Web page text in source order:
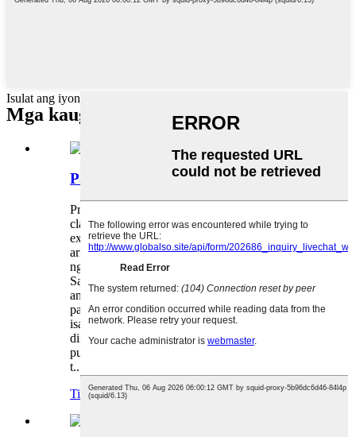
Isulat ang iyong mensahe dito at ipadala ito sa amin
Mga kaugnay na produkto
Patuloy na Cladding Machinery
Prinsipyo Ang prinsipyo ng tuluy-tuloy na
cladding/sheath ay katulad ng tuluy-tuloy na
extrusion. Gamit ang tangential tooling
arrangement, ang extrusion wheel ay nagtutulak
ng dalawang rod sa cladding/sheathing chamber.
Sa ilalim ng mataas na temperatura at presyon,
ang materyal ay maaaring umabot sa kondisyon
para sa metallurgical bonding at bumubuo ng
isang metal na proteksiyon na layer upang
direktang lagyan ng takip ang metal wire core na
pumapasok sa chamber (cladding), o na-extruded
t...
Tingnan ang higit pang mga produkto>